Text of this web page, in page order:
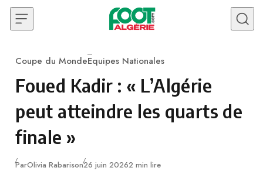
Skip to content
Category
Coupe du MondeEquipes Nationales
Foued Kadir : « L’Algérie
peut atteindre les quarts de
finale »
ParOlivia RabarisonPublié
26 juin 20262 min lire